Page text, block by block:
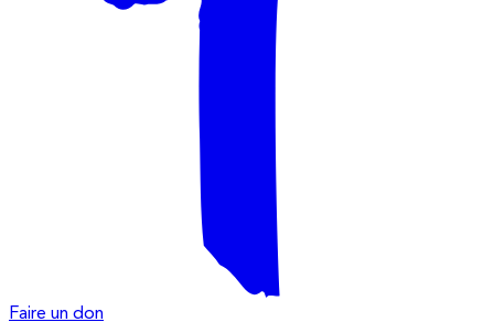
Faire un don